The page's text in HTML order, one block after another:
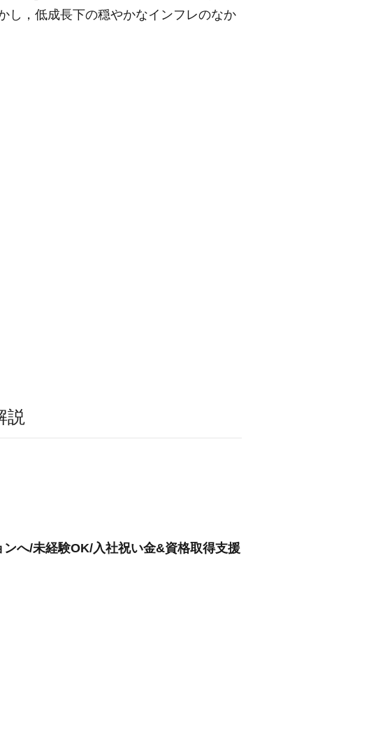
し，低成長下の穏やかなインフレのなか
説
へ/未経験OK/入社祝い金&資格取得支援